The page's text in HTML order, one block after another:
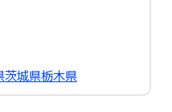
茨城県栃木県